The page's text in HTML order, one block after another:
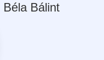
Béla Bálint